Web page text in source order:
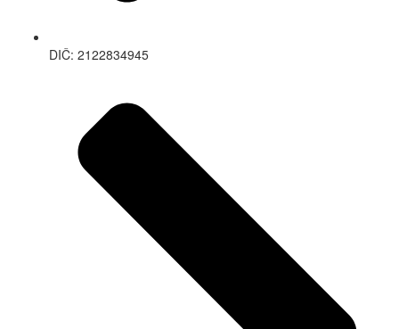
DIČ: 2122834945